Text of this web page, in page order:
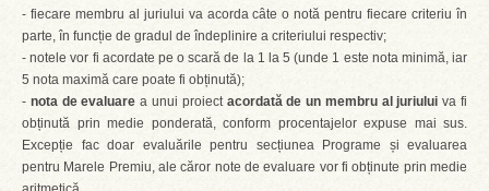
- fiecare membru al juriului va acorda câte o notă pentru fiecare criteriu în
parte, în funcție de gradul de îndeplinire a criteriului respectiv;
- notele vor fi acordate pe o scară de la 1 la 5 (unde 1 este nota minimă, iar
5 nota maximă care poate fi obținută);
- nota de evaluare a unui proiect acordată de un membru al juriuluiva fi
obținută prin medie ponderată, conform procentajelor expuse mai sus.
Excepție fac doar evaluările pentru secțiunea Programe și evaluarea
pentru Marele Premiu, ale căror note de evaluare vor fi obținute prin medie